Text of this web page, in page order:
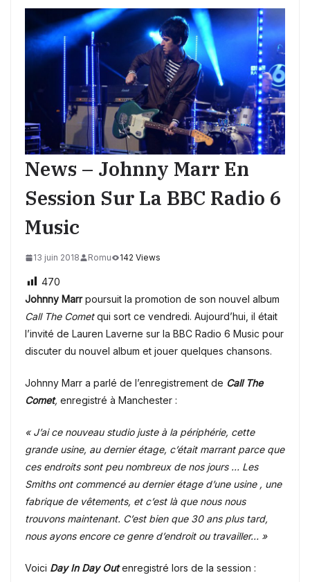
News – Johnny Marr En
Session Sur La BBC Radio 6
Music
13 juin 2018 Romu 142 Views
470
Johnny Marrpoursuit la promotion de son nouvel album
Call The Cometqui sort ce vendredi. Aujourd’hui, il était
l’invité de Lauren Laverne sur la BBC Radio 6 Music pour
discuter du nouvel album et jouer quelques chansons.
Johnny Marr a parlé de l’enregistrement de Call The
Comet, enregistré à Manchester :
« J’ai ce nouveau studio juste à la périphérie, cette
grande usine, au dernier étage, c’était marrant parce que
ces endroits sont peu nombreux de nos jours … Les
Smiths ont commencé au dernier étage d’une usine , une
fabrique de vêtements, et c’est là que nous nous
trouvons maintenant. C’est bien que 30 ans plus tard,
nous ayons encore ce genre d’endroit ou travailler… »
Voici Day In Day Outenregistré lors de la session :